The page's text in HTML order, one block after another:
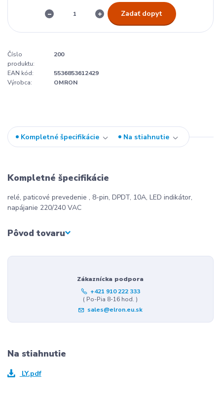
Zadať dopyt
Číslo
produktu:
200
EAN kód:
5536853612429
Výrobca:
OMRON
Kompletné špecifikácie Na stiahnutie
Kompletné špecifikácie
relé, paticové prevedenie , 8-pin, DPDT, 10A, LED indikátor,
napájanie 220/240 VAC
Pôvod tovaru
Zákaznícka podpora
+421 910 222 333
( Po-Pia 8-16 hod. )
sales@elron.eu.sk
Na stiahnutie
LY.pdf